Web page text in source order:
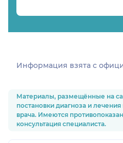
Информация взята c
Материалы, размещённые на
постановки диагноза и
врача. Имеются
консультация специалиста.